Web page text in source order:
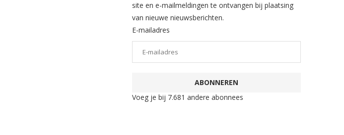
site en e-mailmeldingen te ontvangen bij plaatsing
van nieuwe nieuwsberichten.
E-mailadres
ABONNEREN
Voeg je bij 7.681 andere abonnees